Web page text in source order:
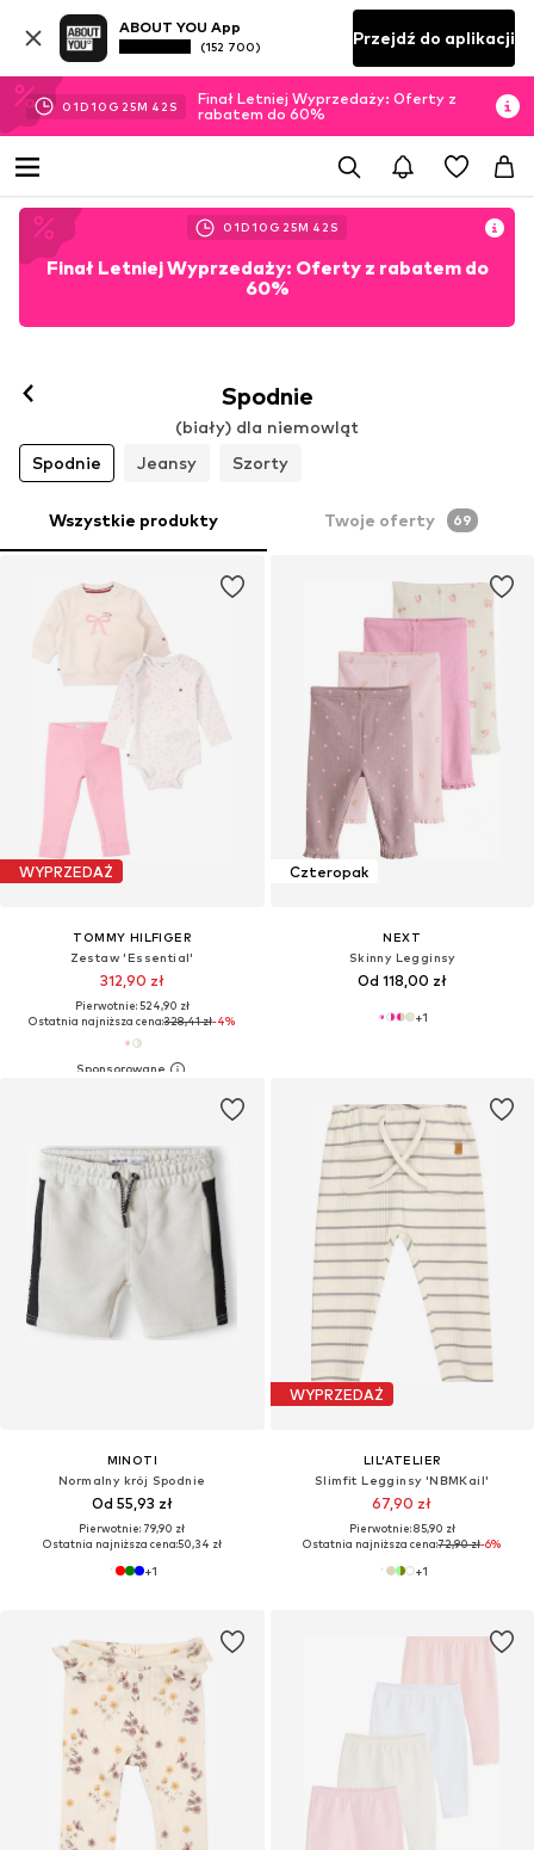
ABOUT YOU App
(152 700) Przejdź do aplikacji
01D10 G 25M 39 S
Finał Letniej Wyprzedaży: Oferty z
rabatem do 60%
01D10 G 25M 39 S
Finał Letniej Wyprzedaży: Oferty z rabatem do
60%
Spodnie
(biały) dla niemowląt
Spodnie
Jeansy Szorty
Wszystkie produkty Twoje oferty 69
WYPRZEDAŻ
TOMMY HILFIGER
Zestaw 'Essential'
312,90 zł
Pierwotnie: 524,90 zł
Ostatnia najniższa cena:328,41 zł-4%
Czteropak
NEXT
Skinny Legginsy
Od 118,00 zł
+1
MINOTI
Normalny krój Spodnie
Od 55,93 zł
Pierwotnie: 79,90 zł
Ostatnia najniższa cena:50,34 zł
+1
WYPRZEDAŻ
LIL'ATELIER
Slimfit Legginsy 'NBMKail'
67,90 zł
Pierwotnie: 85,90 zł
Ostatnia najniższa cena:72,90 zł-6%
+1